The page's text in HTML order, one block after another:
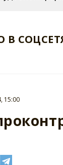
15:00